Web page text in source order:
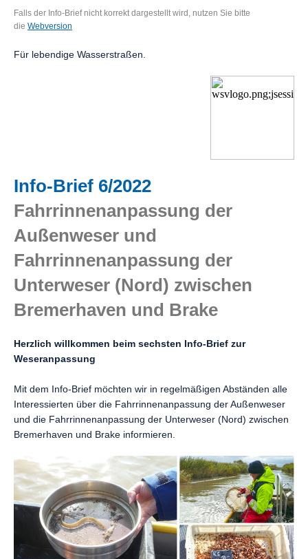
Falls der Info-Brief nicht korrekt dargestellt wird, nutzen Sie bitte
die Webversion
Für lebendige Wasserstraßen.
Info-Brief 6/2022
Fahrrinnenanpassung der
Außenweser und
Fahrrinnenanpassung der
Unterweser (Nord) zwischen
Bremerhaven und Brake
Herzlich willkommen beim sechsten Info-Brief zur
Weseranpassung
Mit dem Info-Brief möchten wir in regelmäßigen Abständen alle
Interessierten über die Fahrrinnenanpassung der Außenweser
und die Fahrrinnenanpassung der Unterweser (Nord) zwischen
Bremerhaven und Brake informieren.